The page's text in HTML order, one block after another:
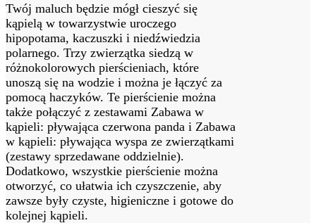
Twój maluch będzie mógł cieszyć się
kąpielą w towarzystwie uroczego
hipopotama, kaczuszki i niedźwiedzia
polarnego. Trzy zwierzątka siedzą w
różnokolorowych pierścieniach, które
unoszą się na wodzie i można je łączyć za
pomocą haczyków. Te pierścienie można
także połączyć z zestawami Zabawa w
kąpieli: pływająca czerwona panda i Zabawa
w kąpieli: pływająca wyspa ze zwierzątkami
(zestawy sprzedawane oddzielnie).
Dodatkowo, wszystkie pierścienie można
otworzyć, co ułatwia ich czyszczenie, aby
zawsze były czyste, higieniczne i gotowe do
kolejnej kąpieli.